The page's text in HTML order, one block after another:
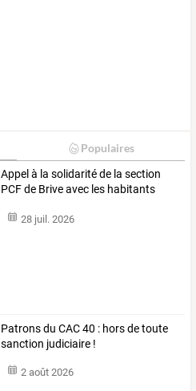
Populaires
Appel à la solidaritéde la section
PCFde Briveavec les habitants
28 juil. 2026
Patrons du CAC 40 : hors de toute
sanction judiciaire !
2 août 2026